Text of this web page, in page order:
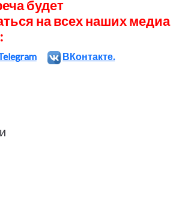
будет
на всех наших медиа
ВКонтакте.